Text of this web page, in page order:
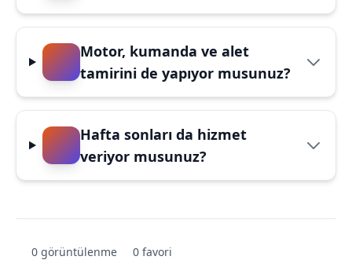
Motor, kumanda ve alet
tamirini de yapıyor musunuz?
Hafta sonları da hizmet
veriyor musunuz?
0 görüntülenme 0 favori